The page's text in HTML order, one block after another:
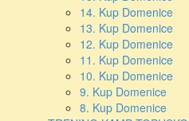
14. Kup Domenice
13. Kup Domenice
12. Kup Domenice
11. Kup Domenice
10. Kup Domenice
9. Kup Domenice
8. Kup Domenice